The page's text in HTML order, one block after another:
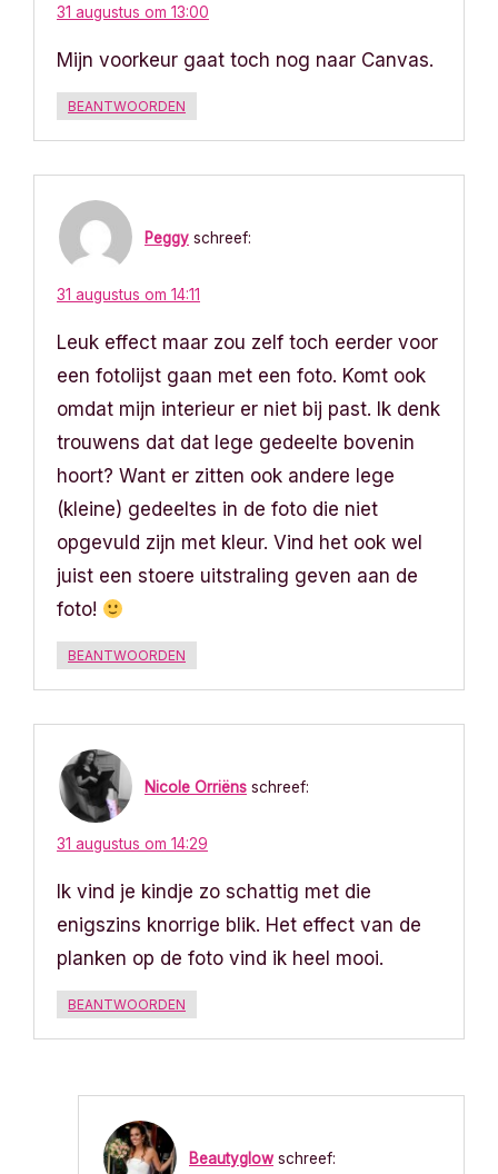
v
31 augustus om 13:00
Mijn voorkeur gaat toch nog naar Canvas.
BEANTWOORDEN
Peggy schreef:
31 augustus om 14:11
Leuk effect maar zou zelf toch eerder voor
een fotolijst gaan met een foto. Komt ook
omdat mijn interieur er niet bij past. Ik denk
trouwens dat dat lege gedeelte bovenin
hoort? Want er zitten ook andere lege
(kleine) gedeeltes in de foto die niet
opgevuld zijn met kleur. Vind het ook wel
juist een stoere uitstraling geven aan de
foto!
BEANTWOORDEN
Nicole Orriëns schreef:
31 augustus om 14:29
Ik vind je kindje zo schattig met die
enigszins knorrige blik. Het effect van de
planken op de foto vind ik heel mooi.
BEANTWOORDEN
Beautyglow schreef: